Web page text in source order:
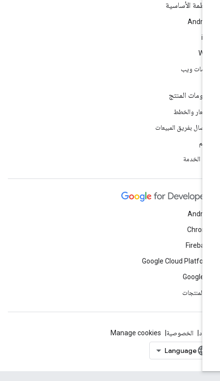
الأساسية
ويب
المنتج
والخطط
بفريق المبيعات
الخدمة
Google Cloud
Google
المنتجات
الخصوصية Manage cookies